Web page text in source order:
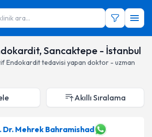
ara...
Sancaktepe - İstanbul
Endokardittedavisi yapan doktor - uzman
Akıllı Sıralama
Dr. Mehrek Bahramishad